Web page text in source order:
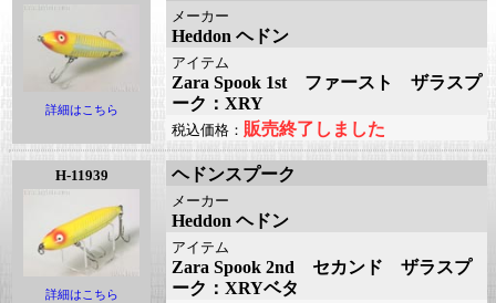
詳細はこちら
メーカー
Heddon ヘドン
アイテム
Zara Spook 1st ファースト ザラスプ
ーク：XRY
税込価格： 販売終了しました
H-11939
詳細はこちら
ヘドンスプーク
メーカー
Heddon ヘドン
アイテム
Zara Spook 2nd セカンド ザラスプ
ーク：XRYベタ